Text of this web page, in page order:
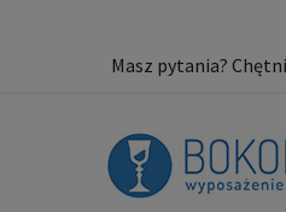
Masz pytania?